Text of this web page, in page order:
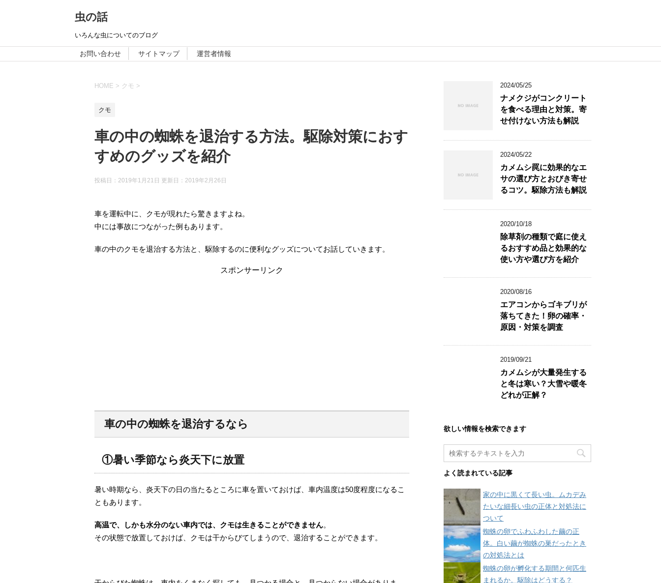
虫の話
いろんな虫についてのブログ
お問い合わせ サイトマップ 運営者情報
HOME > クモ >
クモ
車の中の蜘蛛を退治する方法。駆除対策におす
すめのグッズを紹介
投稿日：2019年1月21日 更新日： 2019年2月26日
車を運転中に、クモが現れたら驚きますよね。
中には事故につながった例もあります。
車の中のクモを退治する方法と、駆除するのに便利なグッズについてお話していきます。
スポンサーリンク
車の中の蜘蛛を退治するなら
①暑い季節なら炎天下に放置
暑い時期なら、炎天下の日の当たるところに車を置いておけば、車内温度は50度程度になるこ
ともあります。
高温で、しかも水分のない車内では、クモは生きることができません。
その状態で放置しておけば、クモは干からびてしまうので、退治することができます。
2024/05/25
ナメクジがコンクリート
を食べる理由と対策。寄
せ付けない方法も解説
2024/05/22
カメムシ罠に効果的なエ
サの選び方とおびき寄せ
るコツ。駆除方法も解説
2020/10/18
除草剤の種類で庭に使え
るおすすめ品と効果的な
使い方や選び方を紹介
2020/08/16
エアコンからゴキブリが
落ちてきた！卵の確率・
原因・対策を調査
2019/09/21
カメムシが大量発生する
と冬は寒い？大雪や暖冬
どれが正解？
欲しい情報を検索できます
よく読まれている記事
家の中に黒くて長い虫。ムカデみ
たいな細長い虫の正体と対処法に
ついて
蜘蛛の卵でふわふわした繭の正
体。白い繭が蜘蛛の巣だったとき
の対処法とは
蜘蛛の卵が孵化する期間と何匹生
まれるか。駆除はどうする？